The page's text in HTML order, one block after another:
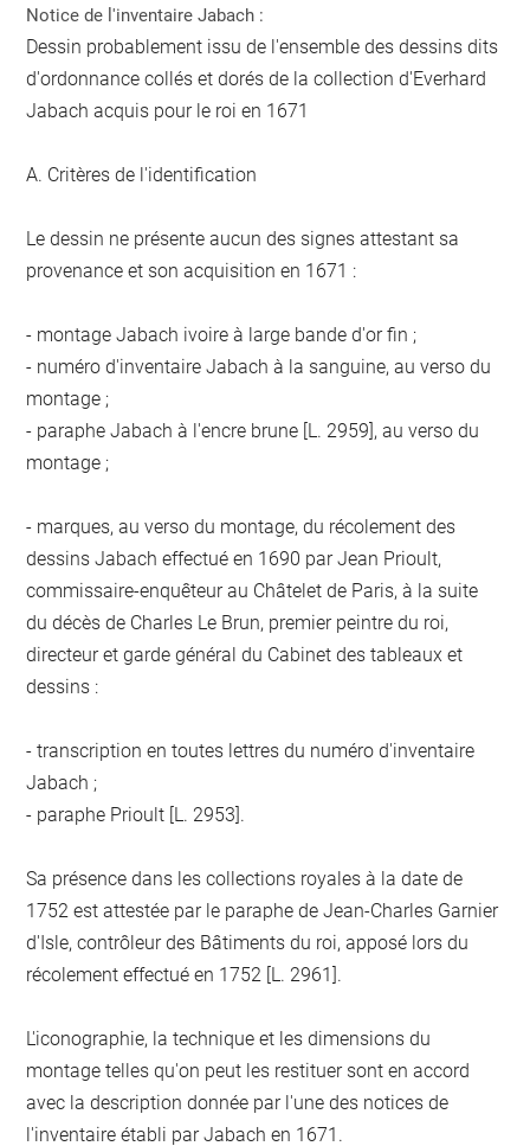
Notice de l'inventaire Jabach :
Dessin probablement issu de l'ensemble des dessins dits
d'ordonnance collés et dorés de la collection d'Everhard
Jabach acquis pour le roi en 1671
A. Critères de l'identification
Le dessin ne présente aucun des signes attestant sa
provenance et son acquisition en 1671 :
- montage Jabach ivoire à large bande d'or fin ;
- numéro d'inventaire Jabach à la sanguine, au verso du
montage ;
- paraphe Jabach à l'encre brune [L. 2959], au verso du
montage ;
- marques, au verso du montage, du récolement des
dessins Jabach effectué en 1690 par Jean Prioult,
commissaire-enquêteur au Châtelet de Paris, à la suite
du décès de Charles Le Brun, premier peintre du roi,
directeur et garde général du Cabinet des tableaux et
dessins :
- transcription en toutes lettres du numéro d'inventaire
Jabach ;
- paraphe Prioult [L. 2953].
Sa présence dans les collections royales à la date de
1752 est attestée par le paraphe de Jean-Charles Garnier
d'Isle, contrôleur des Bâtiments du roi, apposé lors du
récolement effectué en 1752 [L. 2961].
L'iconographie, la technique et les dimensions du
montage telles qu'on peut les restituer sont en accord
avec la description donnée par l'une des notices de
l'inventaire établi par Jabach en 1671.